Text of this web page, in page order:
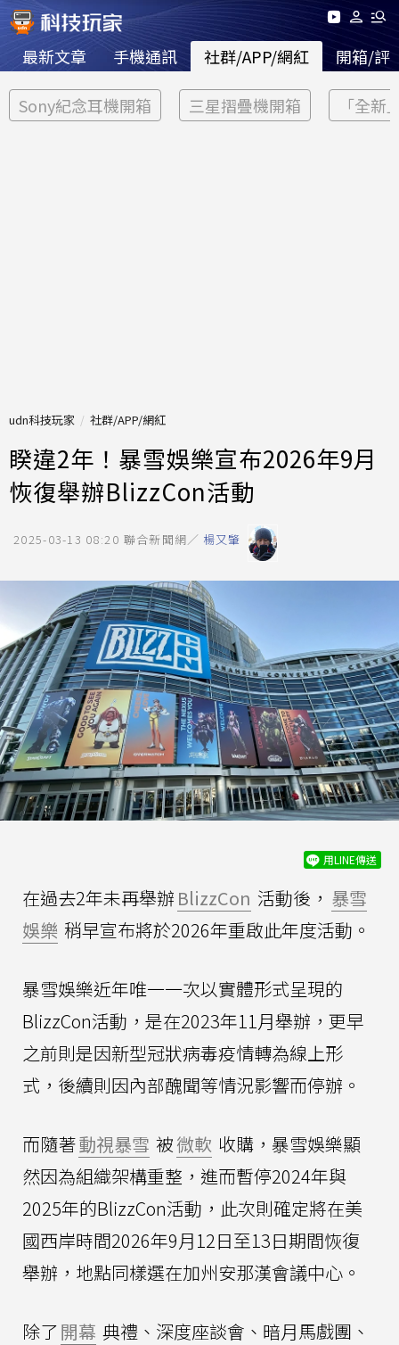
最新文章 手機通訊 社群/APP/網紅 開箱/評
Sony紀念耳機開箱 三星摺疊機開箱 「全新
udn科技玩家 社群/APP/網紅
睽違2年！暴雪娛樂宣布2026年9月
恢復舉辦BlizzCon活動
2025-03-13 08:20 聯合新聞網／ 楊又肇
用LINE傳送
在過去2年未再舉辦 BlizzCon 活動後， 暴雪
娛樂 稍早宣布將於2026年重啟此年度活動。
暴雪娛樂近年唯一一次以實體形式呈現的
BlizzCon活動，是在2023年11月舉辦，更早
之前則是因新型冠狀病毒疫情轉為線上形
式，後續則因內部醜聞等情況影響而停辦。
而隨著動視暴雪 被微軟 收購，暴雪娛樂顯
然因為組織架構重整，進而暫停2024年與
2025年的BlizzCon活動，此次則確定將在美
國西岸時間2026年9月12日至13日期間恢復
舉辦，地點同樣選在加州安那漢會議中心。
除了開幕 典禮、深度座談會、暗月馬戲團、